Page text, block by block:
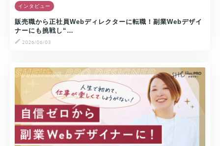
インタビュー
販売職から正社員Webディレクターに転職！副業Webデザイ
ナーにも挑戦し“…
2026/06/03